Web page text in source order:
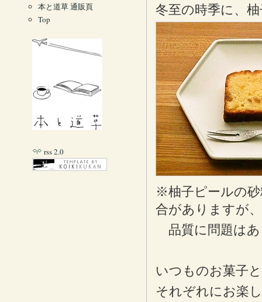
冬至の時季に、
※柚子ピールの
合がありますが、
品質に問題はあ
いつものお菓子
それぞれにお楽
本と道草 通販頁
Top
rss 2.0